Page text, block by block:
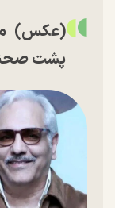
(عکس)
پشت